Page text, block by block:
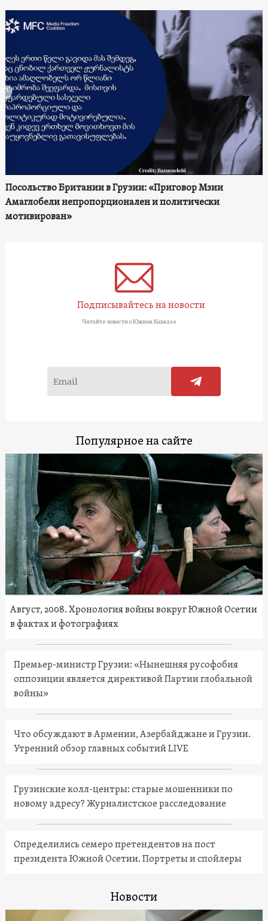
Посольство Британии в Грузии: «Приговор Мзии
Амаглобели непропорционален и политически
мотивирован»
Подписывайтесь на новости
Читайте новости о Южном Кавказе
Популярное на сайте
Август, 2008. Хронология войны вокруг Южной Осетии
в фактах и фотографиях
Премьер-министр Грузии: «Нынешняя русофобия
оппозиции является директивой Партии глобальной
войны»
Что обсуждают в Армении, Азербайджане и Грузии.
Утренний обзор главных событий LIVE
Грузинские колл-центры: старые мошенники по
новому адресу? Журналистское расследование
Определились семеро претендентов на пост
президента Южной Осетии. Портреты и спойлеры
Новости